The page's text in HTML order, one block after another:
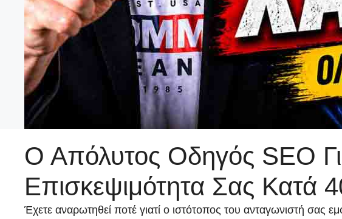
Ο Απόλυτος Οδηγός SEO
Επισκεψιμότητα Σας Κατά
Έχετε αναρωτηθεί ποτέ γιατί ο ιστότοπος του ανταγωνιστή σας